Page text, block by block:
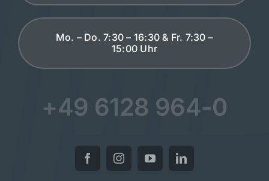
Mo. – Do. 7:30 – 16:30 & Fr. 7:30 –
15:00 Uhr
+49 6128 964-0